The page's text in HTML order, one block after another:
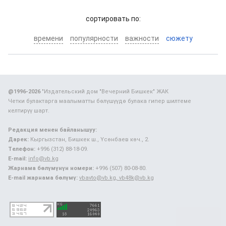
cортировать по:
времени популярности важности сюжету
@1996-2026"Издательский дом "Вечерний Бишкек" ЖАК
Четки булактарга маалыматты бөлүшүүдө булака гипер шилтеме
келтирүү шарт.
Редакция менен байланышуу:
Дарек: Кыргызстан, Бишкек ш., Үсөнбаев көч., 2.
Телефон: +996 (312) 88-18-09.
E-mail: info@vb.kg
Жарнама бөлүмүнүн номери: +996 (507) 80-08-80.
E-mail жарнама бөлүмү: vbavto@vb.kg, vb48k@vb.kg